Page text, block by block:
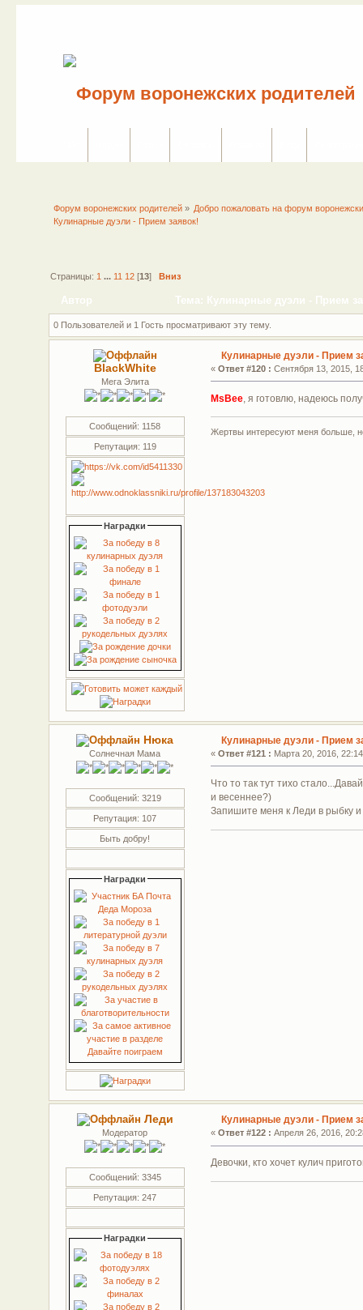
Форум воронежских родителей» Добро пожаловать на форум
Кулинарные дуэли - Прием заявок!
Страницы: 1 ... 11 12[13] Вниз
Автор Тема: Кулинарные дуэли - Прием
0 Пользователей и 1 Гость просматривают эту тему.
BlackWhite
Мега Элита
Сообщений: 1158
Репутация: 119
Наградки
Кулинарные дуэли - Прием
«Ответ #120 : Сентября 13, 2015,
MsBee , я готовлю, надеюсь
Жертвы интересуют меня больше,
Нюка
Солнечная Мама
Сообщений: 3219
Репутация: 107
Быть добру!
Наградки
Кулинарные дуэли - Прием
«Ответ #121 : Марта 20, 2016,
Что то так тут тихо
и весеннее?)
Запишите меня к Леди в рыбку и
Леди
Модератор
Сообщений: 3345
Репутация: 247
Наградки
Кулинарные дуэли - Прием
«Ответ #122 : Апреля 26, 2016,
Девочки, кто хочет кулич